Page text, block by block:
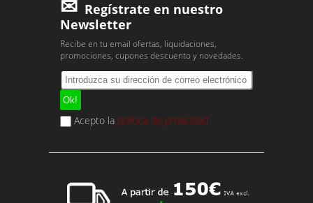
Regístrate en nuestro
Newsletter
Recibe en tu email ofertas, liquidaciones,
promociones, cupones descuento y novedades.
Acepto la política de privacidad